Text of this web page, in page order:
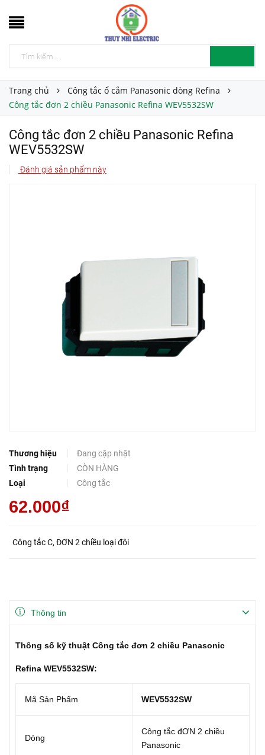
Trang chủ
Công tắc ổ cắm Panasonic dòng Refina
Công tắc đơn 2 chiều Panasonic Refina WEV5532SW
Công tắc đơn 2 chiều Panasonic Refina
WEV5532SW
Đánh giá sản phẩm này
Thương hiệu
Đang cập nhật
Tình trạng
CÒN HÀNG
Loại
Công tắc
62.000₫
Công tắc C, ĐƠN 2 chiều loại đôi
Thông tin
Thông số kỹ thuật Công tắc đơn 2 chiều Panasonic
Refina WEV5532SW:
Mã Sản Phẩm WEV5532SW
Dòng
Công tắc đƠN 2 chiều
Panasonic